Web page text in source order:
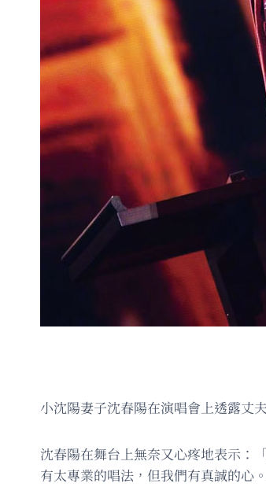
小沈陽妻子沈春陽在演唱會上透露丈
沈春陽在舞台上無奈又心疼地表示：
有太專業的唱法，但我們有真誠的心。